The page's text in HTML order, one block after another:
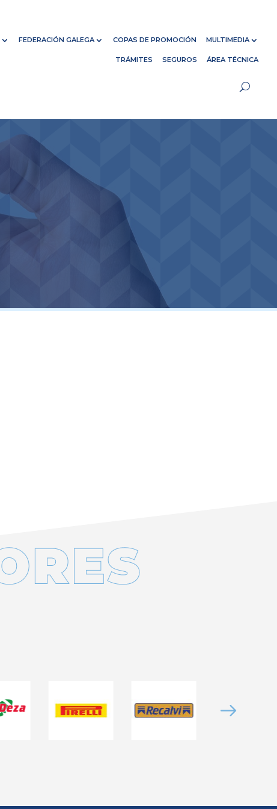
FEDERACIÓN GALEGA COPAS DE PROMOCIÓN MULTIMEDIA
TRÁMITES SEGUROS ÁREA TÉCNICA